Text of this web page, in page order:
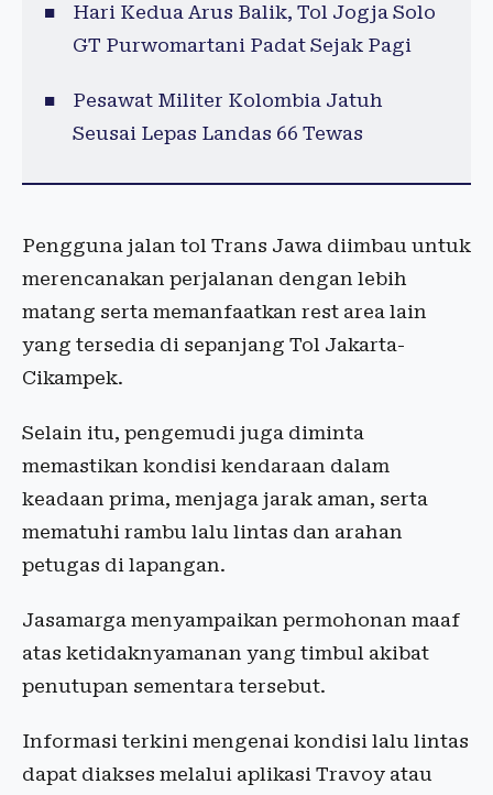
Hari Kedua Arus Balik, Tol Jogja Solo
GT Purwomartani Padat Sejak Pagi
Pesawat Militer Kolombia Jatuh
Seusai Lepas Landas 66 Tewas
Pengguna jalan tol Trans Jawa diimbau untuk
merencanakan perjalanan dengan lebih
matang serta memanfaatkan rest area lain
yang tersedia di sepanjang Tol Jakarta-
Cikampek.
Selain itu, pengemudi juga diminta
memastikan kondisi kendaraan dalam
keadaan prima, menjaga jarak aman, serta
mematuhi rambu lalu lintas dan arahan
petugas di lapangan.
Jasamarga menyampaikan permohonan maaf
atas ketidaknyamanan yang timbul akibat
penutupan sementara tersebut.
Informasi terkini mengenai kondisi lalu lintas
dapat diakses melalui aplikasi Travoy atau